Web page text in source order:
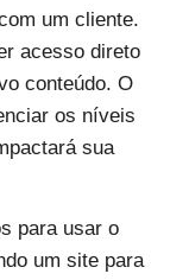
um cliente.
acesso direto
conteúdo. O
os níveis
sua
para usar o
um site para